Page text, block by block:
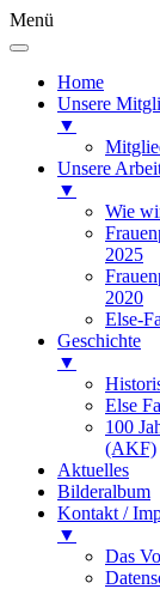
Menü
Home
Unsere
▼
Unsere
▼
Wie
2025
2020
Else-
Geschichte
▼
Else
100
(AKF)
Aktuelles
Bilderalbum
Kontakt /
▼
Das